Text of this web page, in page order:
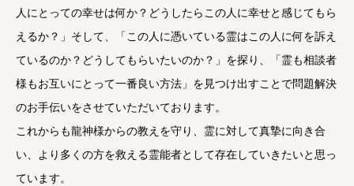
人にとっての幸せは何か？どうしたらこの人に幸せと感じてもら
えるか？」そして、「この人に憑いている霊はこの人に何を訴え
ているのか？どうしてもらいたいのか？」を探り、「霊も相談者
様もお互いにとって一番良い方法」を見つけ出すことで問題解決
のお手伝いをさせていただいております。
これからも龍神様からの教えを守り、霊に対して真摯に向き合
い、より多くの方を救える霊能者として存在していきたいと思っ
ています。